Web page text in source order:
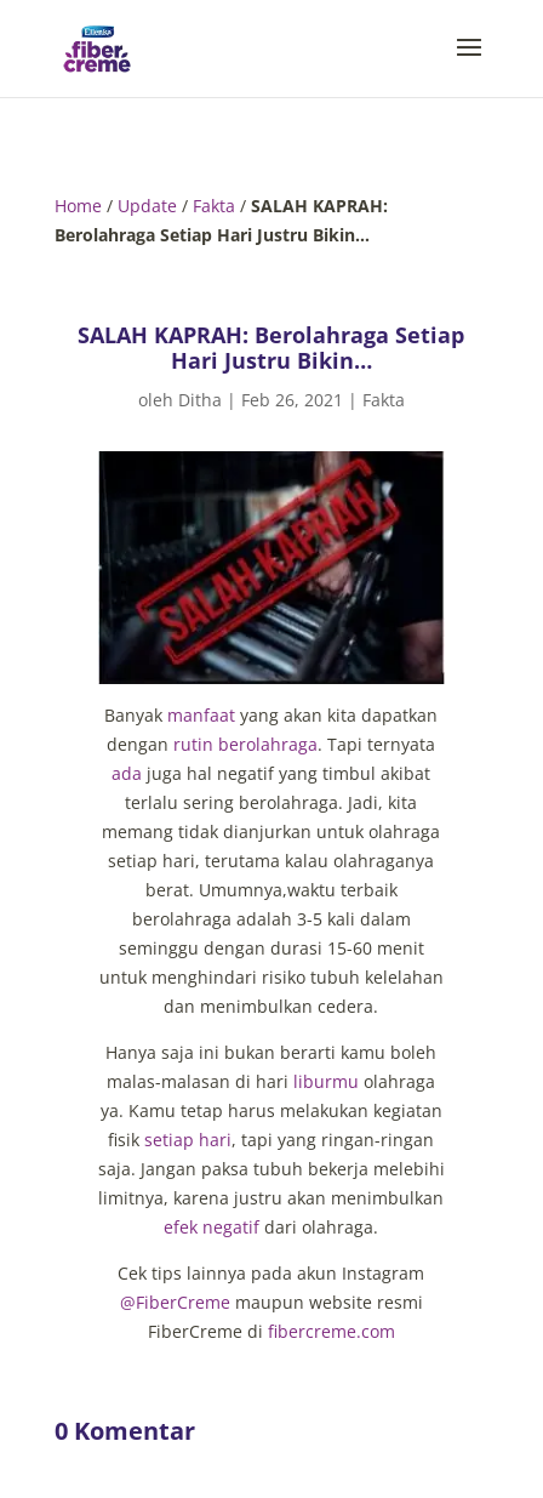
Home/ Update/ Fakta / SALAH KAPRAH:
Berolahraga Setiap Hari Justru Bikin…
SALAH KAPRAH: Berolahraga Setiap
Hari Justru Bikin…
oleh Ditha | Feb 26, 2021 | Fakta
Banyak manfaat yang akan kita dapatkan
dengan rutin berolahraga. Tapi ternyata
ada juga hal negatif yang timbul akibat
terlalu sering berolahraga. Jadi, kita
memang tidak dianjurkan untuk olahraga
setiap hari, terutama kalau olahraganya
berat. Umumnya,waktu terbaik
berolahraga adalah 3-5 kali dalam
seminggu dengan durasi 15-60 menit
untuk menghindari risiko tubuh kelelahan
dan menimbulkan cedera.
Hanya saja ini bukan berarti kamu boleh
malas-malasan di hari liburmu olahraga
ya. Kamu tetap harus melakukan kegiatan
fisiksetiap hari, tapi yang ringan-ringan
saja. Jangan paksa tubuh bekerja melebihi
limitnya, karena justru akan menimbulkan
efek negatifdari olahraga.
Cek tips lainnya pada akun Instagram
@FiberCrememaupun website resmi
FiberCreme di fibercreme.com
0 Komentar